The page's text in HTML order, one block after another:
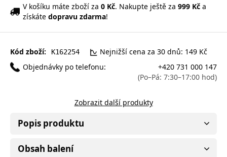
V košíku máte zboží za 0 Kč. Nakupte ještě za 999 Kč a
získáte dopravu zdarma!
Kód zboží: K162254
Nejnižší cena za 30 dnů: 149 Kč
Objednávky po telefonu:
+420 731 000 147
(Po–Pá: 7:30–17:00 hod)
Zobrazit další produkty
Popis produktu
Obsah balení